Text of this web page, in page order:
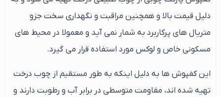
دلیل قیمت بالا و همچنین مراقبت و نگهداری سخت جزو
متریال های پرکاربرد به شمار نمی آید و معمولا در محیط های
مسکونی خاص و لوکس مورد استفاده قرار می گیرد.
این کفپوش ها به دلیل اینکه به طور مستقیم از چوب درخت
تهیه شده اند، مقاومت متوسطی در برابر آب و رطوبت دارند و